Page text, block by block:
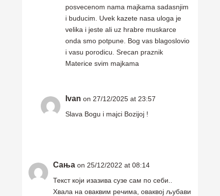
posvecenom nama majkama sadasnjim
i buducim. Uvek kazete nasa uloga je
velika i jeste ali uz hrabre muskarce
onda smo potpune. Bog vas blagoslovio
i vasu porodicu. Srecan praznik
Materice svim majkama
Ivan on 27/12/2025 at 23:57
Slava Bogu i majci Bozijoj !
Сања on 25/12/2022 at 08:14
Текст који изазива сузе сам по себи..
Хвала на оваквим речима, оваквој љубави